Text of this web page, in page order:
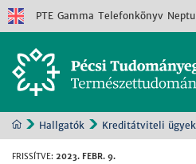
PTE Gamma Telefonkönyv
Hallgatók Kreditátviteli ügyek
FRISSÍTVE: 2023. FEBR. 9.